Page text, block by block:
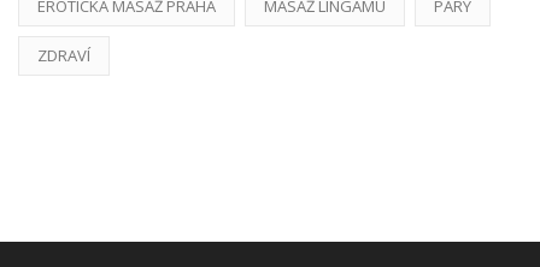
EROTICKÁ MASÁŽ PRAHA MASÁŽ LINGAMU PÁRY
ZDRAVÍ